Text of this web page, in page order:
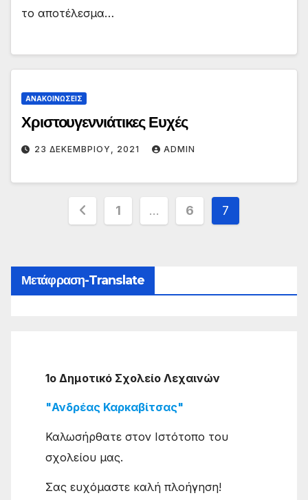
το αποτέλεσμα…
ΑΝΑΚΟΙΝΏΣΕΙΣ
Χριστουγεννιάτικες Ευχές
23 ΔΕΚΕΜΒΡΊΟΥ, 2021 ADMIN
Σελιδοποίηση
1 … 6 7
Μετάφραση-Translate
1ο Δημοτικό Σχολείο Λεχαινών
"Ανδρέας Καρκαβίτσας"
Καλωσήρθατε στον Ιστότοπο του
σχολείου μας.
Σας ευχόμαστε καλή πλοήγηση!